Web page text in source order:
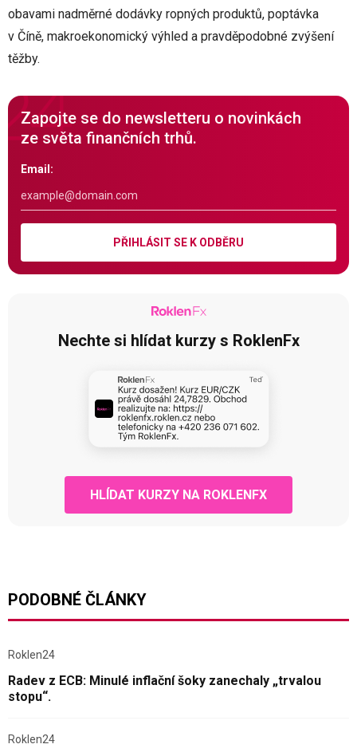
obavami nadměrné dodávky ropných produktů, poptávka
v Číně, makroekonomický výhled a pravděpodobné zvýšení
těžby.
Zapojte se do newsletteru o novinkách
ze světa finančních trhů.
Email:
PŘIHLÁSIT SE K ODBĚRU
Nechte si hlídat kurzy s RoklenFx
HLÍDAT KURZY NA ROKLENFX
PODOBNÉ ČLÁNKY
Roklen24
Radev z ECB: Minulé inflační šoky zanechaly „trvalou
stopu“.
Roklen24